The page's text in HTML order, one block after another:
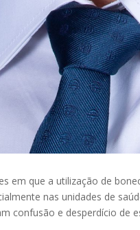
em que a utilização de
nas unidades de
confusão e desperdício de